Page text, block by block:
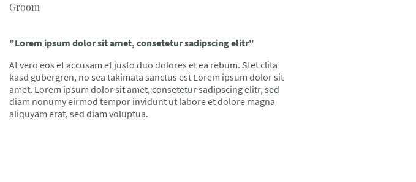
Groom
"Lorem ipsum dolor sit amet, consetetur sadipscing elitr"
At vero eos et accusam et justo duo dolores et ea rebum. Stet clita
kasd gubergren, no sea takimata sanctus est Lorem ipsum dolor sit
amet. Lorem ipsum dolor sit amet, consetetur sadipscing elitr, sed
diam nonumy eirmod tempor invidunt ut labore et dolore magna
aliquyam erat, sed diam voluptua.